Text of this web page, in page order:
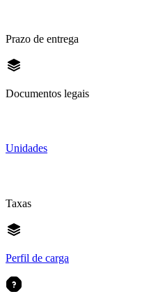
Prazo de entrega
Documentos legais
Unidades
Taxas
Perfil de carga